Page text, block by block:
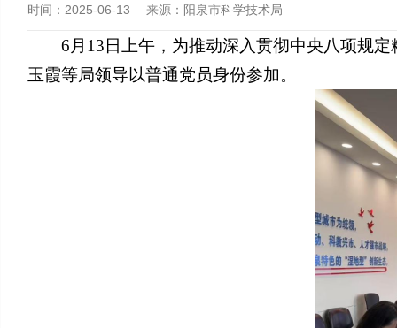
时间：2025-06-13 来源： 阳泉市科学技术局
6月13日上午，为推动深入贯彻中央八项规
玉霞等局领导以普通党员身份参加。